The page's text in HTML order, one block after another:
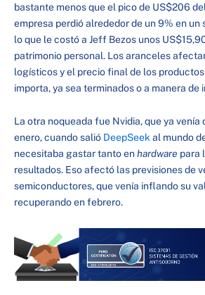
bastante menos que el pico de US$206
empresa perdió alrededor de un 9% en un
lo que le costó a Jeff Bezos unos
patrimonio personal. Los aranceles
logísticos y el precio final de los
importa, ya sea terminados o a manera de
La otra noqueada fue Nvidia, que ya venía
enero, cuando salió DeepSeekal mundo
necesitaba gastar tanto enhardware para
resultados. Eso afectó las previsiones de
semiconductores, que venía inflando su
recuperando en febrero.